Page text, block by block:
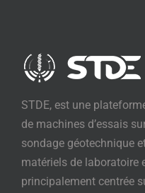
STDE, est une
de machines d’essais
sondage géotechnique
matériels de laboratoire
principalement centrée